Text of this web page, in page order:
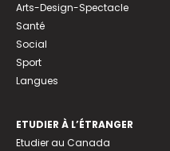
Arts-Design-Spectacle
Santé
Social
Sport
Langues
ETUDIER À L’ÉTRANGER
Etudier au Canada